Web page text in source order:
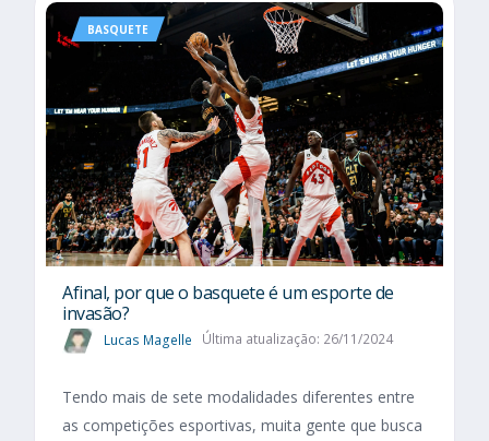
BASQUETE
Afinal, por que o basquete é um esporte de
invasão?
Lucas Magelle Última atualização: 26/11/2024
Tendo mais de sete modalidades diferentes entre
as competições esportivas, muita gente que busca